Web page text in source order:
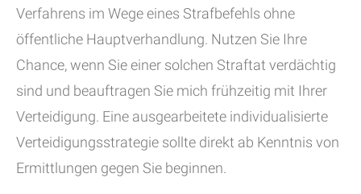
Verfahrens im Wege eines Strafbefehls ohne
öffentliche Hauptverhandlung. Nutzen Sie Ihre
Chance, wenn Sie einer solchen Straftat verdächtig
sind und beauftragen Sie mich frühzeitig mit Ihrer
Verteidigung. Eine ausgearbeitete individualisierte
Verteidigungsstrategie sollte direkt ab Kenntnis von
Ermittlungen gegen Sie beginnen.